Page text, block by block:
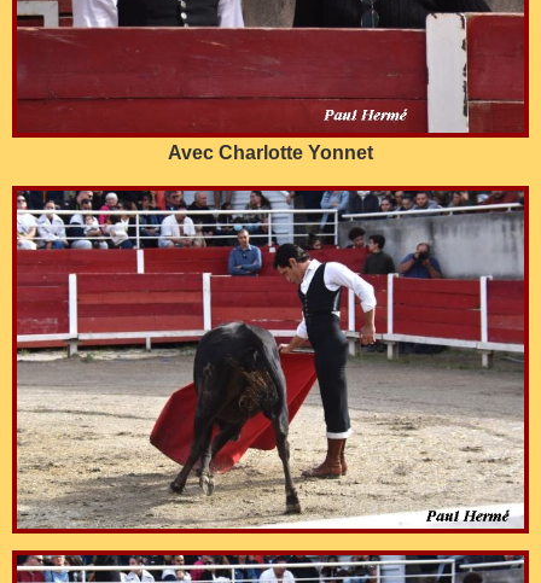
Avec Charlotte Yonnet